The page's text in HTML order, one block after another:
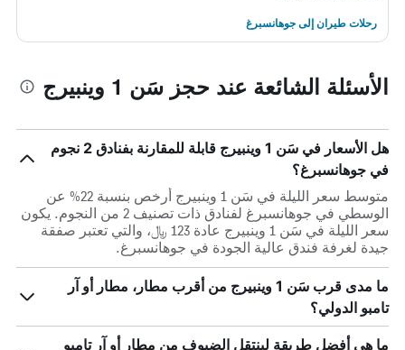
رحلات طيران إلى جوهانسبرغ
الأسئلة الشائعة عند حجز سَن 1 وينبيرج
هل الأسعار في سَن 1 وينبيرج قابلة للمقارنة بفنادق 2 نجوم
في جوهانسبرغ؟
متوسط سعر الليلة في سَن 1 وينبيرج أرخص بنسبة 22% عن
الوسطي في جوهانسبرغ لفنادق ذات تصنيف 2 من النجوم. يكون
سعر الليلة في سَن 1 وينبيرج عادة 123 ﷼، والتي تعتبر صفقة
جيدة لغرفة فندق عالية الجودة في جوهانسبرغ.
ما مدى قرب سَن 1 وينبيرج من أقرب مطار، مطار أو آر
تامبو الدولي؟
ما هي أفضل طريقة لينتقل الضيوف من مطار أو آر تامبو